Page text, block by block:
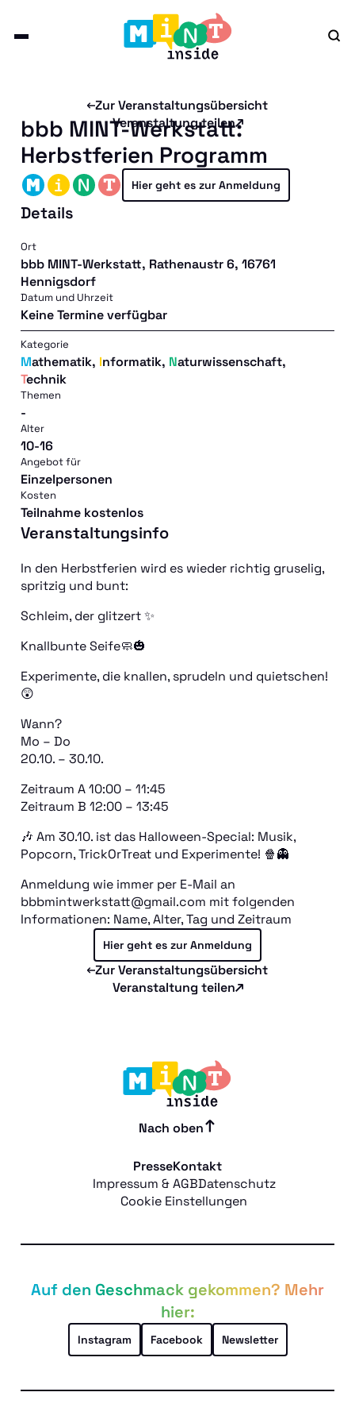
Veranstaltungen
MINT-Berufe
Für Anbieter
Das Projekt
Jetzt fördern
Zur Veranstaltungsübersicht
Veranstaltung teilen
bbb MINT-Werkstatt:
Herbstferien Programm
Hier geht es zur Anmeldung
Details
Ort
bbb MINT-Werkstatt, Rathenaustr 6, 16761
Hennigsdorf
Datum und Uhrzeit
Keine Termine verfügbar
Kategorie
Mathematik, Informatik, Naturwissenschaft,
Technik
Themen
-
Alter
10-16
Angebot für
Einzelpersonen
Kosten
Teilnahme kostenlos
Veranstaltungsinfo
In den Herbstferien wird es wieder richtig gruselig,
spritzig und bunt:
Schleim, der glitzert ✨️
Knallbunte Seife🧼🎃
Experimente, die knallen, sprudeln und quietschen!
😲
Wann?
Mo – Do
20.10. – 30.10.
Zeitraum A 10:00 – 11:45
Zeitraum B 12:00 – 13:45
🎶 Am 30.10. ist das Halloween-Special: Musik,
Popcorn, TrickOrTreat und Experimente! 🍿👻
Anmeldung wie immer per E-Mail an
bbbmintwerkstatt@gmail.com mit folgenden
Informationen: Name, Alter, Tag und Zeitraum
Hier geht es zur Anmeldung
Zur Veranstaltungsübersicht
Veranstaltung teilen
Nach oben
PresseKontakt
Impressum & AGBDatenschutz
Cookie Einstellungen
Auf den Geschmack gekommen? Mehr
hier:
Instagram Facebook Newsletter